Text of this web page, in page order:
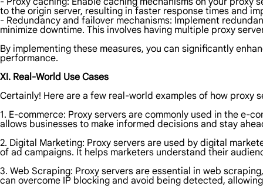
to the origin server, resulting in faster response times and
- Redundancy and failover mechanisms: Implement
minimize downtime. This involves having multiple proxy
By implementing these measures, you can significantly
performance.
XI. Real-World Use Cases
Certainly! Here are a few real-world examples of how proxy
1. E-commerce: Proxy servers are commonly used in the
allows businesses to make informed decisions and stay
2. Digital Marketing: Proxy servers are used by digital
of ad campaigns. It helps marketers understand their
3. Web Scraping: Proxy servers are essential in web
can overcome IP blocking and avoid being detected,